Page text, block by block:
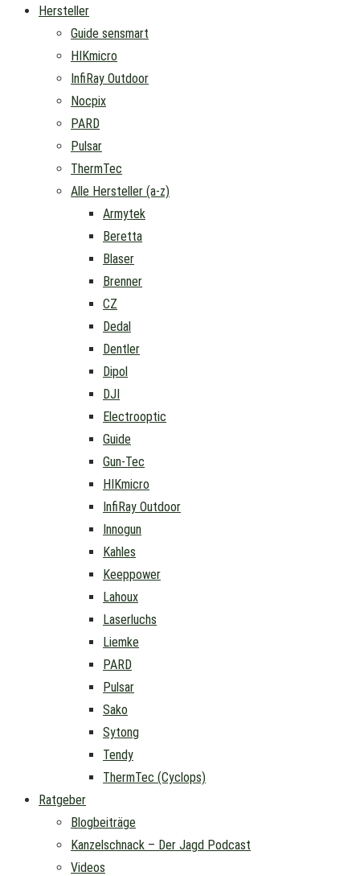
Hersteller
Guide sensmart
HIKmicro
InfiRay Outdoor
Nocpix
PARD
Pulsar
ThermTec
Alle Hersteller (a-z)
Armytek
Beretta
Blaser
Brenner
CZ
Dedal
Dentler
Dipol
DJI
Electrooptic
Guide
Gun-Tec
HIKmicro
InfiRay Outdoor
Innogun
Kahles
Keeppower
Lahoux
Laserluchs
Liemke
PARD
Pulsar
Sako
Sytong
Tendy
ThermTec (Cyclops)
Ratgeber
Blogbeiträge
Kanzelschnack – Der Jagd Podcast
Videos